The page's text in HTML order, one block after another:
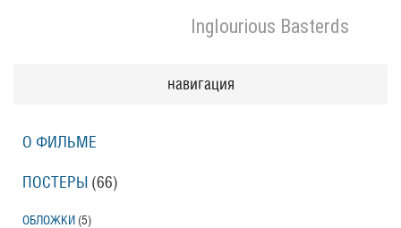
Inglourious Basterds
навигация
О ФИЛЬМЕ
ПОСТЕРЫ (66)
ОБЛОЖКИ (5)